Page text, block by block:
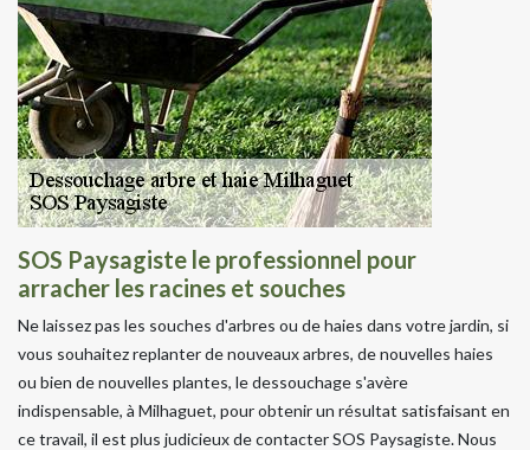
SOS Paysagiste le professionnel pour
arracher les racines et souches
Ne laissez pas les souches d'arbres ou de haies dans votre jardin, si
vous souhaitez replanter de nouveaux arbres, de nouvelles haies
ou bien de nouvelles plantes, le dessouchage s'avère
indispensable, à Milhaguet, pour obtenir un résultat satisfaisant en
ce travail, il est plus judicieux de contacter SOS Paysagiste. Nous